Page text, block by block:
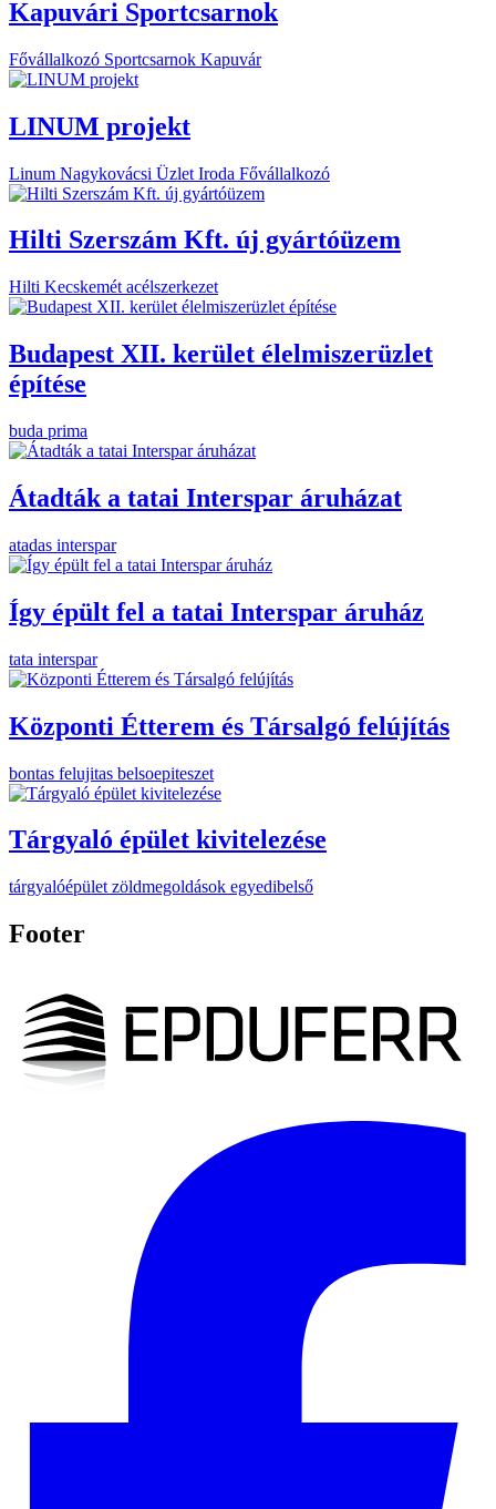
Kapuvári Sportcsarnok
Fővállalkozó Sportcsarnok Kapuvár
LINUM projekt
Linum Nagykovácsi Üzlet Iroda Fővállalkozó
Hilti Szerszám Kft. új gyártóüzem
Hilti Kecskemét acélszerkezet
Budapest XII. kerület élelmiszerüzlet
építése
buda prima
Átadták a tatai Interspar áruházat
atadas interspar
Így épült fel a tatai Interspar áruház
tata interspar
Központi Étterem és Társalgó felújítás
bontas felujitas belsoepiteszet
Tárgyaló épület kivitelezése
tárgyalóépület zöldmegoldások egyedibelső
Footer